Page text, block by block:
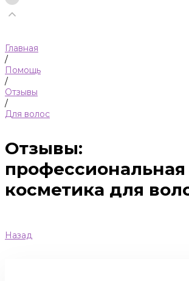
Главная
/
Помощь
/
Отзывы
/
Для волос
Отзывы:
профессиональная
косметика для
Назад